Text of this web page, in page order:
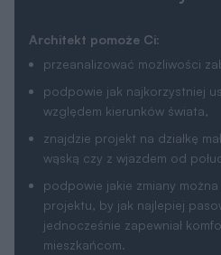
Architekt pomoże Ci:
przeanalizować możliwości
podpowie jak najkorzystniej
względem kierunków świata,
znajdzie projekt na działkę
wąską czy z wjazdem od
podpowie jakie zmiany
projektu, by jak najlepiej
jednocześnie zapewniał
mieszkańcom.